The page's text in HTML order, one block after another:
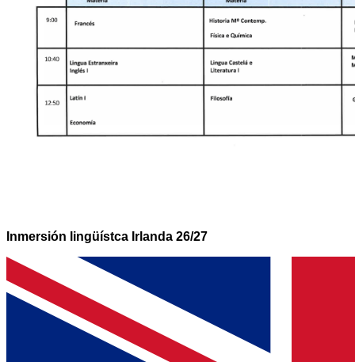
Inmersión lingüístca Irlanda 26/27